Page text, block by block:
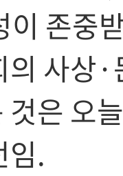
이 존중
의 사상
은 오
임.